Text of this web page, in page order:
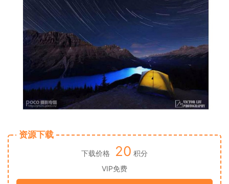
资源下载
下载价格 20 积分
VIP免费